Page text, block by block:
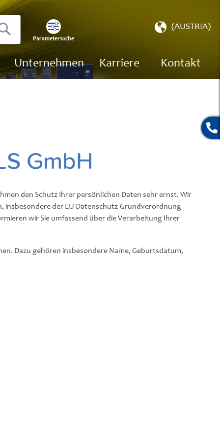
Suchen
Parametersuche
Store
(AUSTRIA)
Unternehmen Karriere Kontakt
GmbH
den Schutz Ihrer persönlichen Daten sehr ernst. Wir
insbesondere der EU Datenschutz-Grundverordnung
wir Sie umfassend über die Verarbeitung Ihrer
Dazu gehören insbesondere Name, Geburtsdatum,